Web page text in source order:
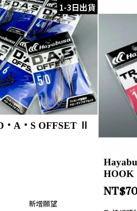
1-3日出貨
・A・S OFFSET Ⅱ
新增願望
HOOK
NT$